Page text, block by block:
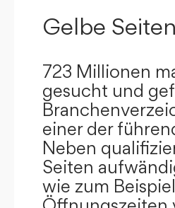
Gelbe
723 Millionen
gesucht und
einer der
Neben
Seiten
wie zum